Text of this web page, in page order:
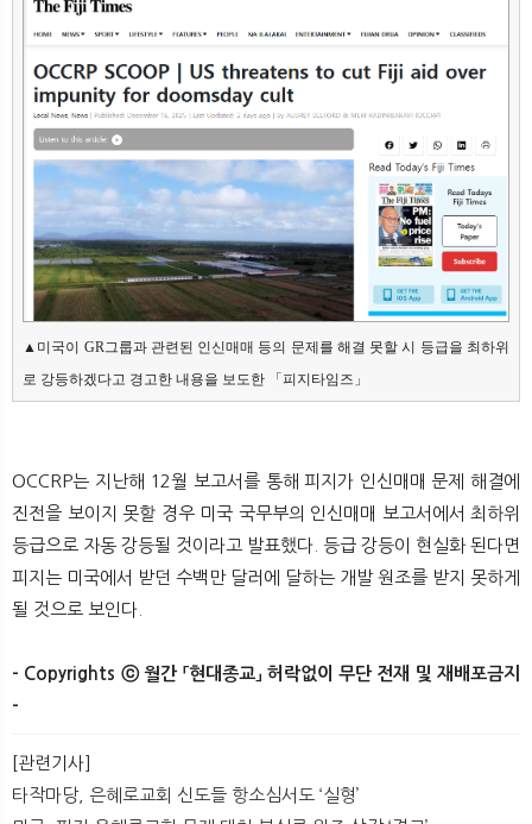
▲미국이 GR그룹과 관련된 인신매매 등의 문제를 해결 못할 시 등급을 최하위
로 강등하겠다고 경고한 내용을 보도한 「피지타임즈」
OCCRP는 지난해 12월 보고서를 통해 피지가 인신매매 문제 해결에
진전을 보이지 못할 경우 미국 국무부의 인신매매 보고서에서 최하위
등급으로 자동 강등될 것이라고 발표했다. 등급 강등이 현실화 된다면
피지는 미국에서 받던 수백만 달러에 달하는 개발 원조를 받지 못하게
될 것으로 보인다.
- Copyrights ⓒ 월간 「현대종교」 허락없이 무단 전재 및 재배포금지
-
[관련기사]
타작마당, 은혜로교회 신도들 항소심서도 ‘실형’